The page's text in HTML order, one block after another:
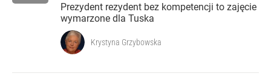
Prezydent rezydent bez kompetencji to zajęcie
wymarzone dla Tuska
Krystyna Grzybowska